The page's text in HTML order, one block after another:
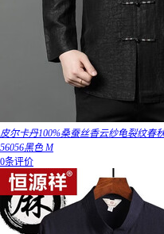
皮尔卡丹100%桑蚕丝香云纱龟裂纹春
56056黑色 M
0条评价